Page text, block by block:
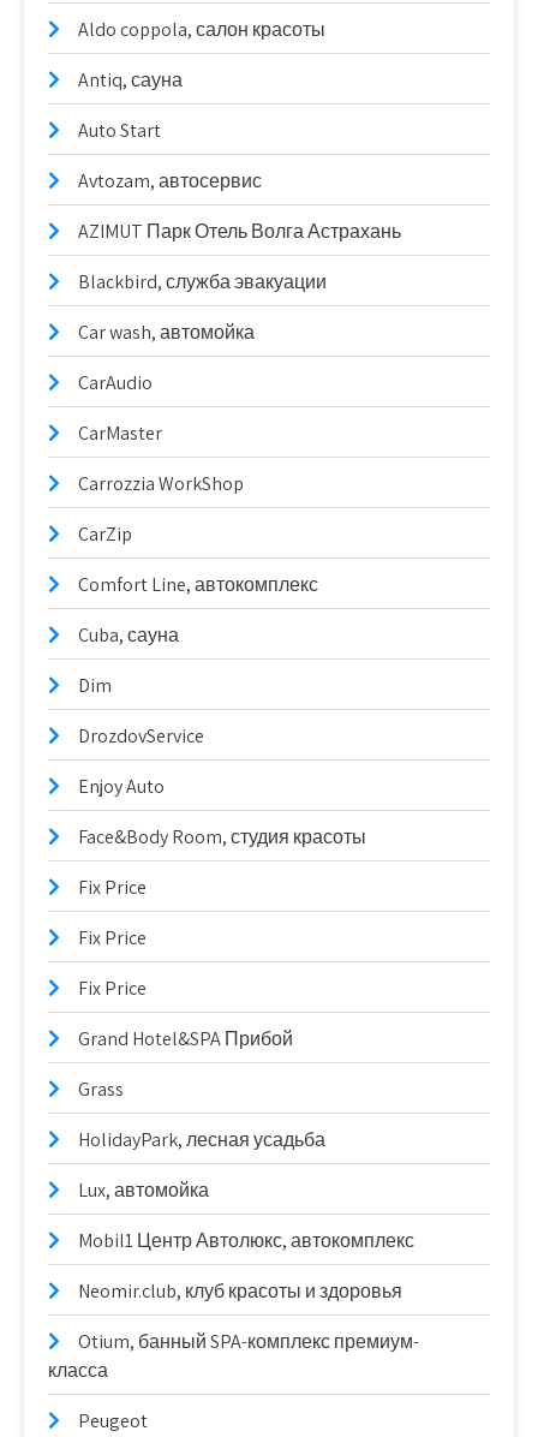
Aldo coppola, салон красоты
Antiq, сауна
Auto Start
Avtozam, автосервис
AZIMUT Парк Отель Волга Астрахань
Blackbird, служба эвакуации
Car wash, автомойка
CarAudio
CarMaster
Carrozzia WorkShop
CarZip
Comfort Line, автокомплекс
Cuba, сауна
Dim
DrozdovService
Enjoy Auto
Face&Body Room, студия красоты
Fix Price
Fix Price
Fix Price
Grand Hotel&SPA Прибой
Grass
HolidayPark, лесная усадьба
Lux, автомойка
Mobil1 Центр Автолюкс, автокомплекс
Neomir.club, клуб красоты и здоровья
Otium, банный SPA-комплекс премиум-
класса
Peugeot